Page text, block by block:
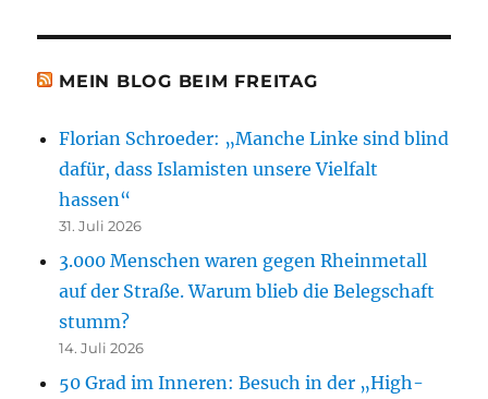
MEIN BLOG BEIM FREITAG
Florian Schroeder: „Manche Linke sind blind
dafür, dass Islamisten unsere Vielfalt
hassen“
31. Juli 2026
3.000 Menschen waren gegen Rheinmetall
auf der Straße. Warum blieb die Belegschaft
stumm?
14. Juli 2026
50 Grad im Inneren: Besuch in der „High-